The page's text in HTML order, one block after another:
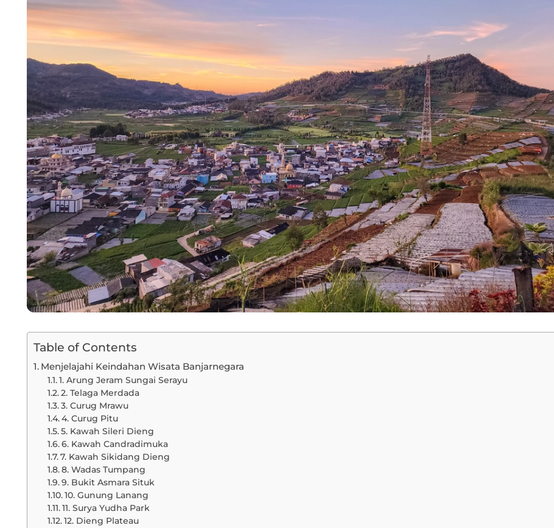
Table of Contents
Menjelajahi Keindahan Wisata Banjarnegara
1. Arung Jeram Sungai Serayu
2. Telaga Merdada
3. Curug Mrawu
4. Curug Pitu
5. Kawah Sileri Dieng
6. Kawah Candradimuka
7. Kawah Sikidang Dieng
8. Wadas Tumpang
9. Bukit Asmara Situk
10. Gunung Lanang
11. Surya Yudha Park
12. Dieng Plateau